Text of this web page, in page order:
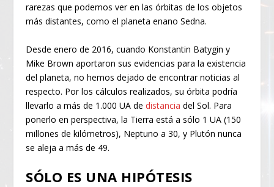
rarezas que podemos ver en las órbitas de los objetos
más distantes, como el planeta enano Sedna.
Desde enero de 2016, cuando Konstantin Batygin y
Mike Brown aportaron sus evidencias para la existencia
del planeta, no hemos dejado de encontrar noticias al
respecto. Por los cálculos realizados, su órbita podría
llevarlo a más de 1.000 UA dedistancia del Sol. Para
ponerlo en perspectiva, la Tierra está a sólo 1 UA (150
millones de kilómetros), Neptuno a 30, y Plutón nunca
se aleja a más de 49.
SÓLO ES UNA HIPÓTESIS